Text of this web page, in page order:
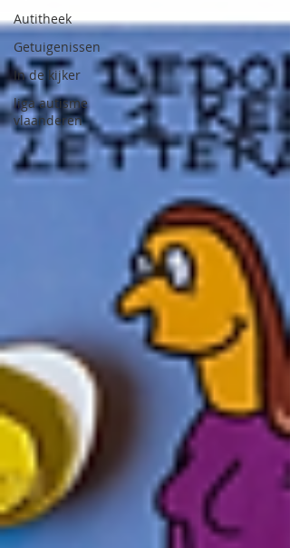
Autitheek
Getuigenissen
In de kijker
liga autisme
vlaanderen